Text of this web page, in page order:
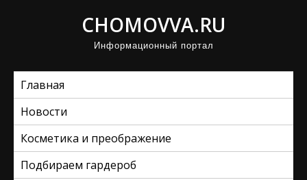
CHOMOVVA.RU
Информационный портал
Главная
Новости
Косметика и преображение
Подбираем гардероб